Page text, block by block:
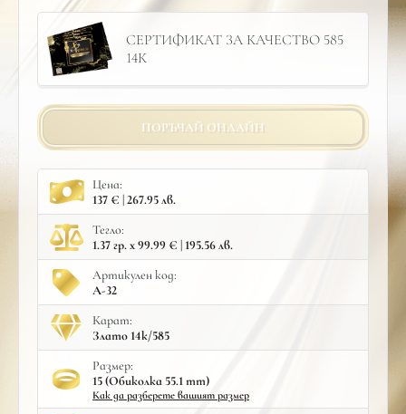
СЕРТИФИКАТ ЗА КАЧЕСТВО 585
14К
ПОРЪЧАЙ ОНЛАЙН
Цена:
137 € | 267.95 лв.
Тегло:
1.37 гр. x 99.99 € | 195.56 лв.
Артикулен код:
A-32
Карат:
Злато 14к/585
Размер:
15 (Обиколка 55.1 mm)
Как да разберете вашият размер